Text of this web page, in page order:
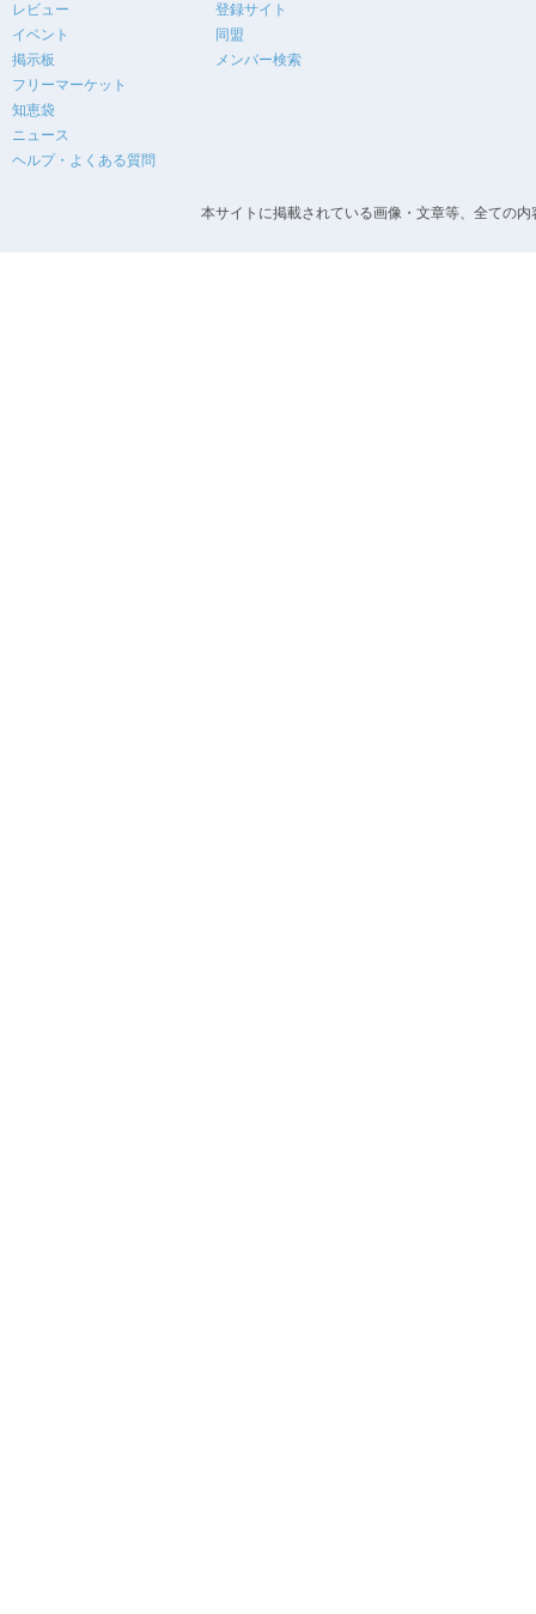
レビュー
イベント
掲示板
フリーマーケット
知恵袋
ニュース
ヘルプ・よくある質問
登録サイト
同盟
メンバー検索
本サイトに掲載されている画像・文章等、全ての